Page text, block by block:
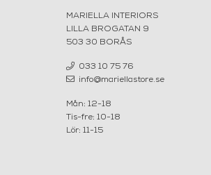
MARIELLA INTERIORS
LILLA BROGATAN 9
503 30 BORÅS
033 10 75 76
info@mariellastore.se
Mån: 12-18
Tis-fre: 10-18
Lör: 11-15